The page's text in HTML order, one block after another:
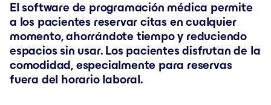
El software de programación médica permite
a los pacientes reservar citas en cualquier
momento, ahorrándote tiempo y reduciendo
espacios sin usar. Los pacientes disfrutan de la
comodidad, especialmente para reservas
fuera del horario laboral.